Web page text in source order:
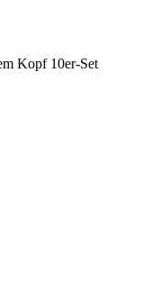
Kopf 10er-Set